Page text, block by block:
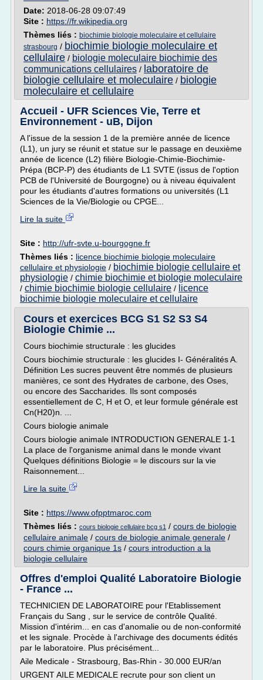
Date: 2018-06-28 09:07:49
Site : https://fr.wikipedia.org
Thèmes liés : biochimie biologie moleculaire et cellulaire
strasbourg / biochimie biologie moleculaire et
cellulaire / biologie moleculaire biochimie des
communications cellulaires / laboratoire de
biologie cellulaire et moleculaire / biologie
moleculaire et cellulaire
Accueil - UFR Sciences Vie, Terre et
Environnement - uB, Dijon
A l'issue de la session 1 de la première année de licence
(L1), un jury se réunit et statue sur le passage en deuxième
année de licence (L2) filière Biologie-Chimie-Biochimie-
Prépa (BCP-P) des étudiants de L1 SVTE (issus de l'option
PCB de l'Université de Bourgogne) ou à niveau équivalent
pour les étudiants d'autres formations ou universités (L1
Sciences de la Vie/Biologie ou CPGE...
Lire la suite
Site : http://ufr-svte.u-bourgogne.fr
Thèmes liés : licence biochimie biologie moleculaire
cellulaire et physiologie / biochimie biologie cellulaire et
physiologie / chimie biochimie et biologie moleculaire
/ chimie biochimie biologie cellulaire / licence
biochimie biologie moleculaire et cellulaire
Cours et exercices BCG S1 S2 S3 S4
Biologie Chimie ...
Cours biochimie structurale : les glucides
Cours biochimie structurale : les glucides I- Généralités A.
Définition Les sucres peuvent être nommés de plusieurs
manières, ce sont des Hydrates de carbone, des Oses,
ou encore des Saccharides. Ils sont composés
essentiellement de C, H et O, et leur formule générale est
Cn(H20)n. ...
Cours biologie animale
Cours biologie animale INTRODUCTION GENERALE 1-1
La place de l'organisme animal dans le monde vivant
Quelques définitions Biologie = le discours sur la vie
Raisonnement...
Lire la suite
Site : https://www.ofpptmaroc.com
Thèmes liés : cours biologie cellulaire bcg s1 / cours de biologie
cellulaire animale / cours de biologie animale generale /
cours chimie organique 1s / cours introduction a la
biologie cellulaire
Offres d'emploi Qualité Laboratoire Biologie
- France ...
TECHNICIEN DE LABORATOIRE pour l'Etablissement
Français du Sang , sur le service de contrôle Qualité.
Mission d'intérim... en cas d'anomalie ou de non-conformité
et les signale. Procède à l'archivage des documents édités
par le laboratoire. Plus précisément...
Aile Medicale - Strasbourg, Bas-Rhin - 30.000 EUR/an
URGENT AILE MEDICALE recrute pour son client un